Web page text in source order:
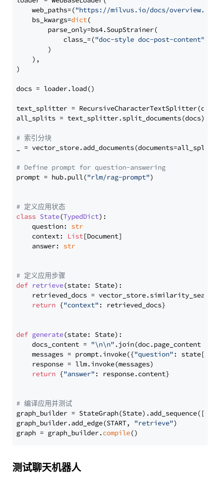
    web_paths=(
"https://milvus.io/docs/overview.md"
    bs_kwargs=
dict(
        parse_only=bs4.SoupStrainer(
            class_=(
"doc-style doc-post-content"
        )
    ),
)
docs = loader.load()
text_splitter =
all_splits = text_splitter.split_documents(docs)
# 索引分块
_ = vector_store.add_documents(documents=all_splits)
# Define prompt for question-answering
prompt = hub.pull("rlm/rag-prompt")
# 定义应用状态
class State(TypedDict):
    question:
str
    context:
List[Document]
    answer:
str
# 定义应用步骤
def retrieve(state: State):
retrieved_docs =
return {"context" : retrieved_docs}
def generate(state: State):
    docs_content =
"\n\n" .join(doc.page_content
    messages = prompt.invoke({
"question" : state[
    response = llm.invoke(messages)
return {"answer" : response.content}
# 编译应用并测试
graph_builder =
graph_builder.add_edge(START, "retrieve")
graph = graph_builder.compile
测试聊天机器人